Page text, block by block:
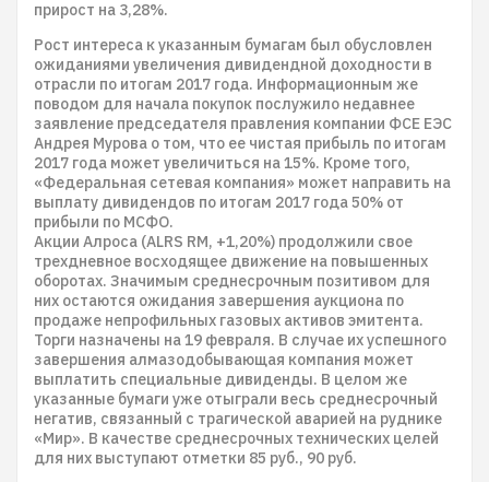
прирост на 3,28%.
Рост интереса к указанным бумагам был обусловлен
ожиданиями увеличения дивидендной доходности в
отрасли по итогам 2017 года. Информационным же
поводом для начала покупок послужило недавнее
заявление председателя правления компании ФСЕ ЕЭС
Андрея Мурова о том, что ее чистая прибыль по итогам
2017 года может увеличиться на 15%. Кроме того,
«Федеральная сетевая компания» может направить на
выплату дивидендов по итогам 2017 года 50% от
прибыли по МСФО.
Акции Алроса (ALRS RM, +1,20%) продолжили свое
трехдневное восходящее движение на повышенных
оборотах. Значимым среднесрочным позитивом для
них остаются ожидания завершения аукциона по
продаже непрофильных газовых активов эмитента.
Торги назначены на 19 февраля. В случае их успешного
завершения алмазодобывающая компания может
выплатить специальные дивиденды. В целом же
указанные бумаги уже отыграли весь среднесрочный
негатив, связанный с трагической аварией на руднике
«Мир». В качестве среднесрочных технических целей
для них выступают отметки 85 руб., 90 руб.